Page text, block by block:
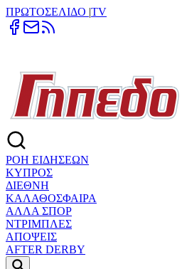
ΠΡΩΤΟΣΕΛΙΔΟ |TV
ΡΟΗ ΕΙΔΗΣΕΩΝ
ΚΥΠΡΟΣ
ΔΙΕΘΝΗ
ΚΑΛΑΘΟΣΦΑΙΡΑ
ΑΛΛΑ ΣΠΟΡ
ΝΤΡΙΜΠΛΕΣ
ΑΠΟΨΕΙΣ
AFTER DERBY